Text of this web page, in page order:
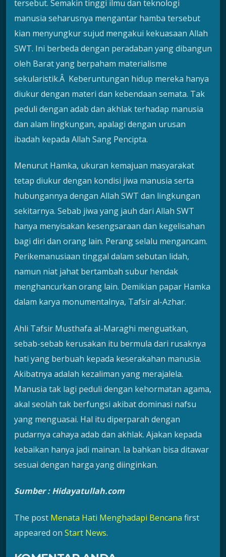
tersebut. Semakin tinggi ilmu dan teknologi
manusia seharusnya mengantar hamba tersebut
kian menyungkur sujud mengakui kekuasaan Allah
SWT. Ini berbeda dengan peradaban yang dibangun
oleh Barat yang berpaham materialisme
sekularistik.Â Keberuntungan hidup mereka hanya
diukur dengan materi dan kebendaan semata. Tak
peduli dengan adab dan akhlak terhadap manusia
dan alam lingkungan, apalagi dengan urusan
ibadah kepada Allah Sang Pencipta.
Menurut Hamka, ukuran kemajuan masyarakat
tetap diukur dengan kondisi jiwa manusia serta
hubungannya dengan Allah SWT dan lingkungan
sekitarnya. Sebab jiwa yang jauh dari Allah SWT
hanya menyisakan kesengsaraan dan kegelisahan
bagi diri dan orang lain. Perang selalu mengancam.
Perikemanusiaan tinggal dalam sebutan lidah,
namun niat jahat bertambah subur hendak
menghancurkan orang lain. Demikian papar Hamka
dalam karya monumentalnya, Tafsir al-Azhar.
Ahli Tafsir Musthafa al-Maraghi menguatkan,
sebab-sebab kerusakan itu bermula dari rusaknya
hati yang berbuah kepada keserakahan manusia.
Akibatnya adalah kezaliman yang merajalela.
Manusia tak lagi peduli dengan kehormatan agama,
akal seolah tak berfungsi akibat dominasi nafsu
yang menguasai. Hal itu diperparah dengan
pudarnya cahaya adab dan akhlak. Ajakan kepada
kebaikan hanya jadi mainan. Ia bahkan bisa ditawar
sesuai dengan harga yang diinginkan.
Sumber : Hidayatullah.com
The post Menata Hati Menghadapi Bencana first
appeared on Start News.